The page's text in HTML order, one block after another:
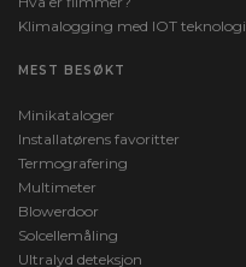
Klimalogging med IOT teknologi
MEST BESØKT
Minikataloger
Installatørens favoritter
Termografering
Multimeter
Blowerdoor
Solcellemåling
Ultralyd deteksjon